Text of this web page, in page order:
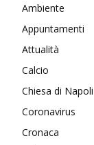
Ambiente
Appuntamenti
Attualità
Calcio
Chiesa di Napoli
Coronavirus
Cronaca